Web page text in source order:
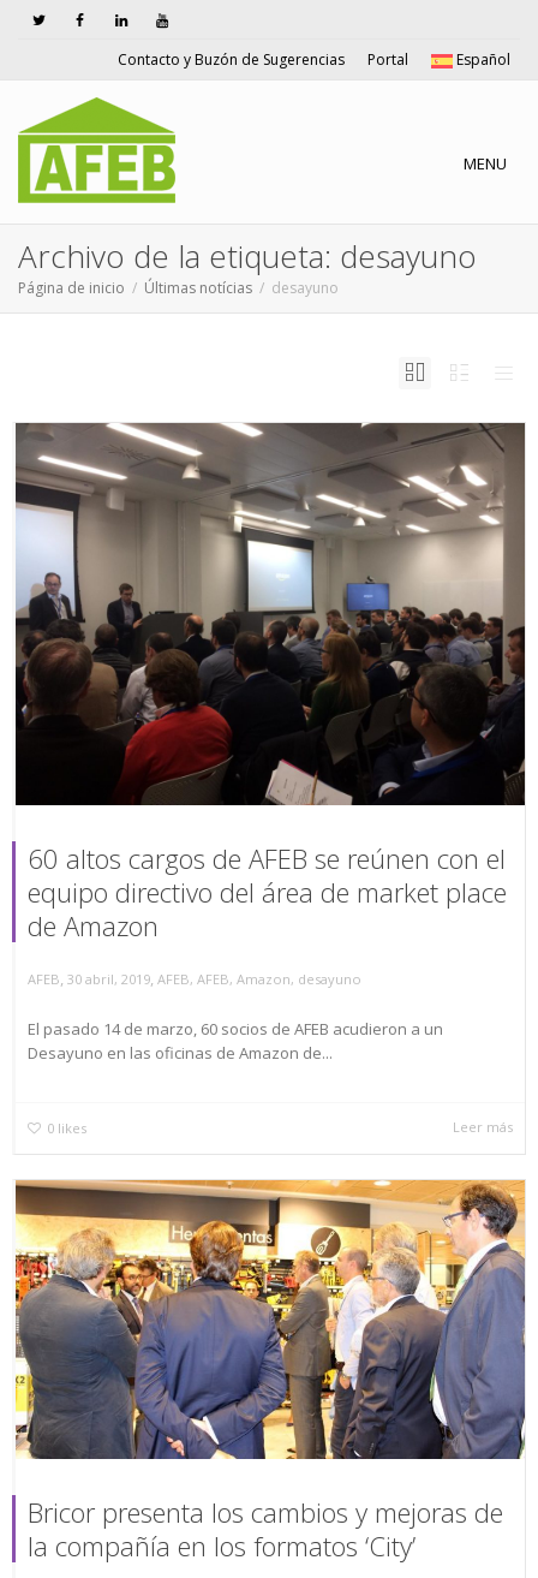
Contacto y Buzón de Sugerencias Portal Español
Cambiar
MENU
Archivo de la etiqueta: desayuno
Página de inicio Últimas notícias desayuno
60 altos cargos de AFEB se reúnen con el
equipo directivo del área de market place
de Amazon
AFEB, 30 abril, 2019, AFEB, AFEB, Amazon, desayuno
El pasado 14 de marzo, 60 socios de AFEB acudieron a un
Desayuno en las oficinas de Amazon de...
0 likes Leer más
Bricor presenta los cambios y mejoras de
la compañía en los formatos ‘City’